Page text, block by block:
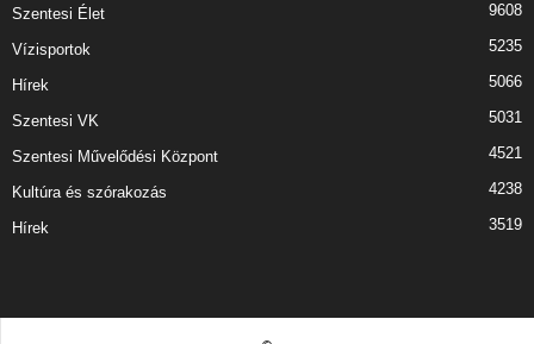
Szentesi Élet 9608
Vízisportok 5235
Hírek 5066
Szentesi VK 5031
Szentesi Művelődési Központ 4521
Kultúra és szórakozás 4238
Hírek 3519